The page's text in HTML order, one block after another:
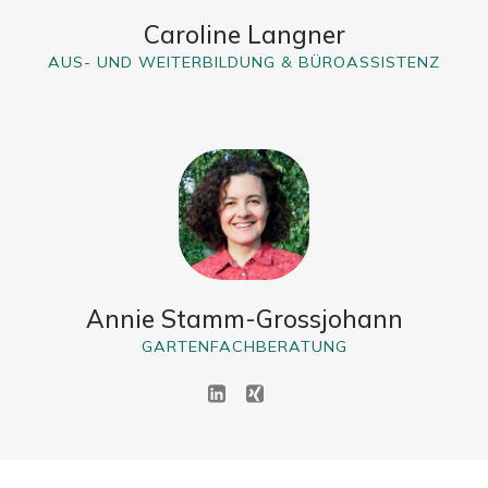
Caroline Langner
AUS- UND WEITERBILDUNG & BÜROASSISTENZ
Annie Stamm-Grossjohann
GARTENFACHBERATUNG